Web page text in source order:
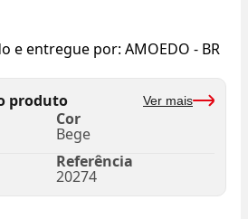
e entregue por: AMOEDO - BR
produto Ver mais
Cor
Bege
Referência
20274